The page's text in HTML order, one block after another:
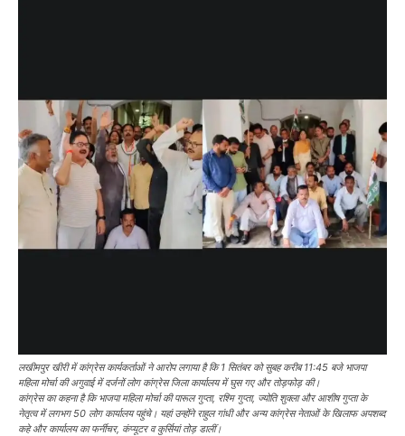
लखीमपुर खीरी में कांग्रेस कार्यकर्ताओं ने आरोप लगाया है कि 1 सितंबर को सुबह करीब 11:45 बजे भाजपा
महिला मोर्चा की अगुवाई में दर्जनों लोग कांग्रेस जिला कार्यालय में घुस गए और तोड़फोड़ की।
कांग्रेस का कहना है कि भाजपा महिला मोर्चा की पारूल गुप्ता, रश्मि गुप्ता, ज्योति शुक्ला और आशीष गुप्ता के
नेतृत्व में लगभग 50 लोग कार्यालय पहुंचे। यहां उन्होंने राहुल गांधी और अन्य कांग्रेस नेताओं के खिलाफ अपशब्द
कहे और कार्यालय का फर्नीचर, कंप्यूटर व कुर्सियां तोड़ डालीं।